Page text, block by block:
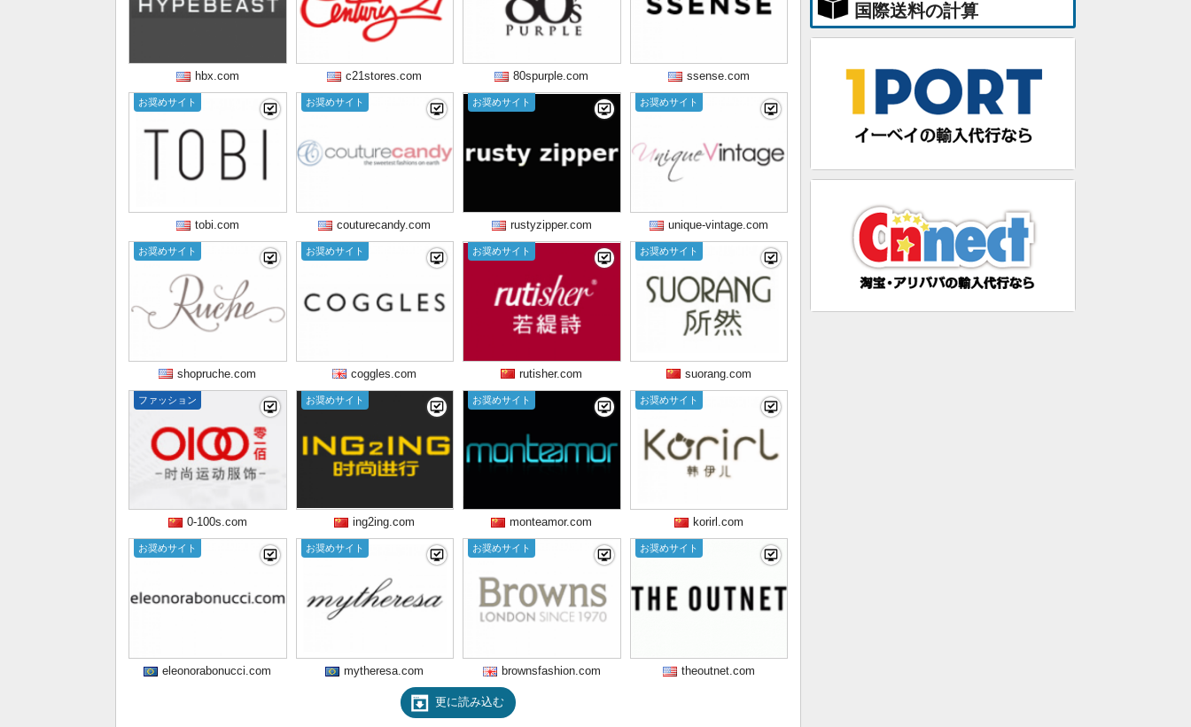
hbx.com c21stores.com 80spurple.com ssense.com
お奨めサイト
tobi.com
お奨めサイト
couturecandy.com
お奨めサイト
rustyzipper.com
お奨めサイト
unique-vintage.com
お奨めサイト
shopruche.com
お奨めサイト
coggles.com
お奨めサイト
rutisher.com
お奨めサイト
suorang.com
ファッション
0-100s.com
お奨めサイト
ing2ing.com
お奨めサイト
monteamor.com
お奨めサイト
korirl.com
お奨めサイト
eleonorabonucci.com
お奨めサイト
mytheresa.com
お奨めサイト
brownsfashion.com
お奨めサイト
theoutnet.com
更に読み込む
国際送料の計算